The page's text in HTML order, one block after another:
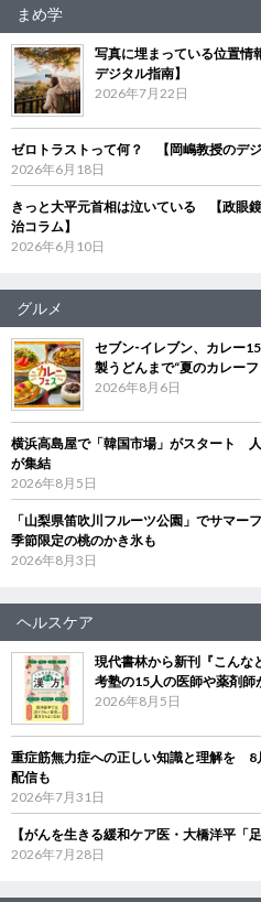
まめ学
写真に埋まっている位置
デジタル指南】
2026年7月22日
ゼロトラストって何？ 【岡嶋教授のデジ
2026年6月18日
きっと大平元首相は泣いている 【政眼
治コラム】
2026年6月10日
グルメ
セブン‐イレブン、カレー
製うどんまで“夏のカレー
2026年8月6日
横浜高島屋で「韓国市場」がスタート
が集結
2026年8月5日
「山梨県笛吹川フルーツ公園」でサマー
季節限定の桃のかき氷も
2026年8月3日
ヘルスケア
現代書林から新刊『こん
考塾の15人の医師や薬剤師
2026年8月5日
重症筋無力症への正しい知識と理解を 8
配信も
2026年7月31日
【がんを生きる緩和ケア医・大橋洋平「
2026年7月28日